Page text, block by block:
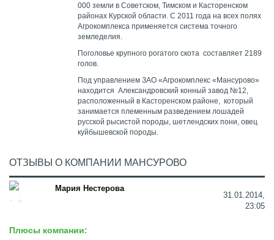
000 земли в Советском, Тимском и Касторенском
районах Курской области. С 2011 года на всех полях
Агрокомплекса применяется система точного
земледелия.
Поголовье крупного рогатого скота составляет 2189
голов.
Под управлением ЗАО «Агрокомплекс «Мансурово»
находится Александровский конный завод №12,
расположенный в Касторенском районе, который
занимается племенным разведением лошадей
русской рысистой породы, шетлендских пони, овец
куйбышевской породы.
ОТЗЫВЫ О КОМПАНИИ МАНСУРОВО
Мария Нестерова
31.01.2014,
23:05
Плюсы компании: